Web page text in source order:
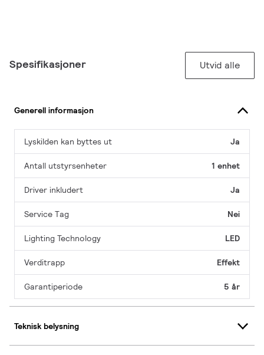
Spesifikasjoner Utvid alle
Generell informasjon
Lyskilden kan byttes ut Ja
Antall utstyrsenheter 1 enhet
Driver inkludert Ja
Service Tag Nei
Lighting Technology LED
Verditrapp Effekt
Garantiperiode 5 år
Teknisk belysning